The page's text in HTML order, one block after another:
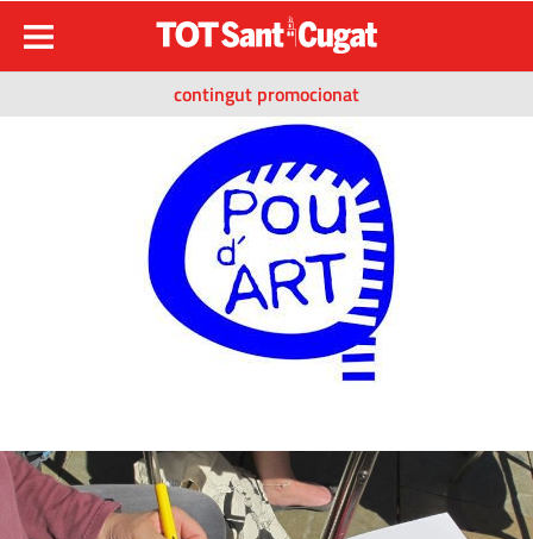
contingut promocionat